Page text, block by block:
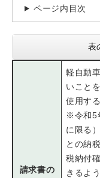
ページ内目次
表
請求書の
軽自動
いこと
使用す
※令和5
に限る
との納
税納付
きるよ